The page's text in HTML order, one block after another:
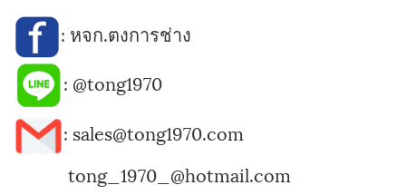
: หจก.ตงการช่าง
: @tong1970
: sales@tong1970.com
tong_1970_@hotmail.com